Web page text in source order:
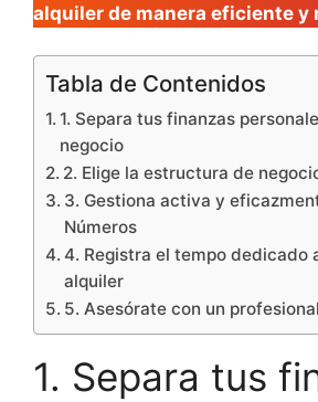
alquiler de manera eficiente y
Tabla de Contenidos
1. Separa tus finanzas
negocio
2. Elige la estructura de
3. Gestiona activa y
Números
4. Registra el tempo dedicado
alquiler
5. Asesórate con un profesional
1. Separa tus